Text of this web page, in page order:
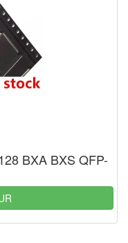
BXA BXS QFP-